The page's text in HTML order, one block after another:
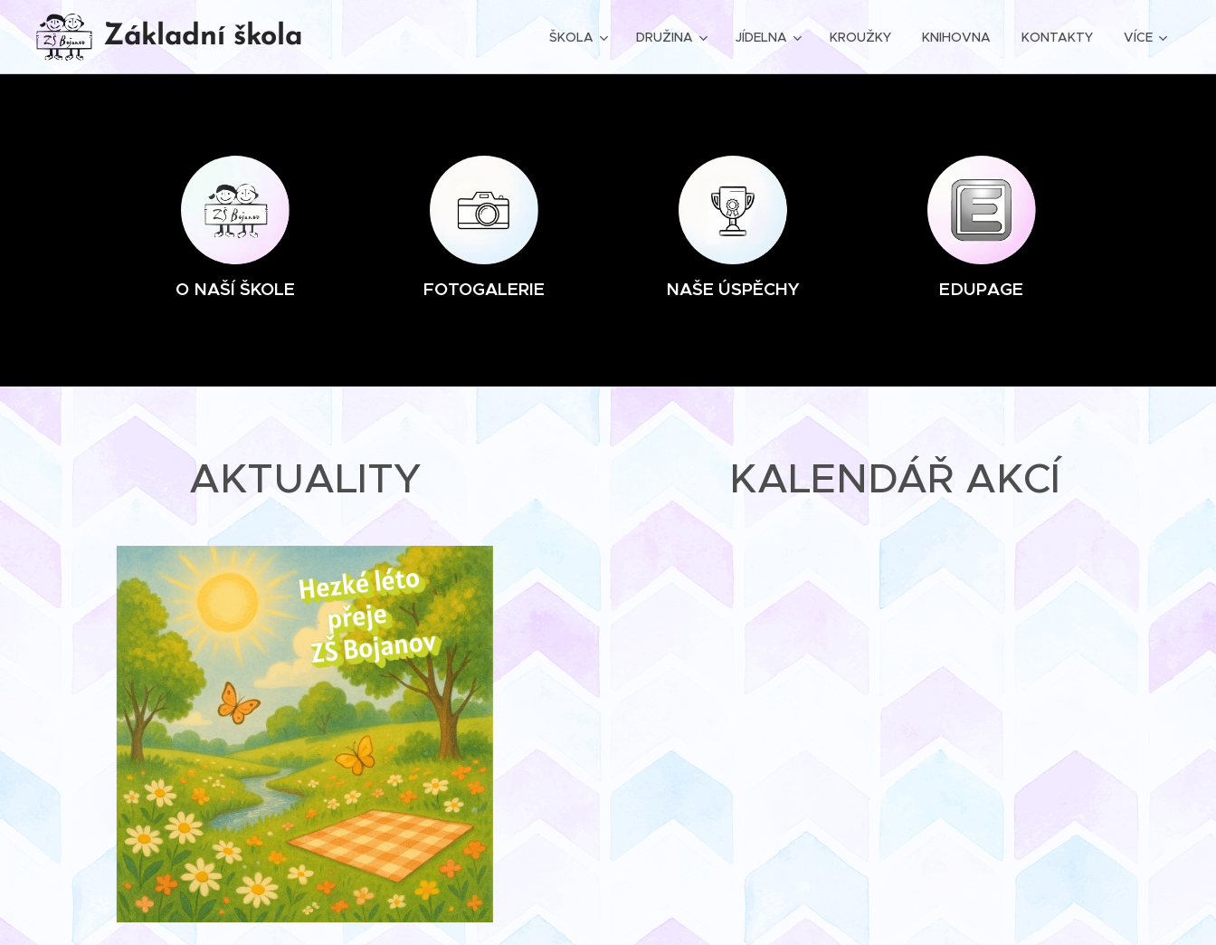
Základní škola
BOJANOV
ŠKOLA DRUŽINA JÍDELNA KROUŽKY KNIHOVNA KONTAKTY VÍCE
O NAŠÍ ŠKOLE FOTOGALERIE NAŠE ÚSPĚCHY EDUPAGE
AKTUALITY KALENDÁŘ AKCÍ